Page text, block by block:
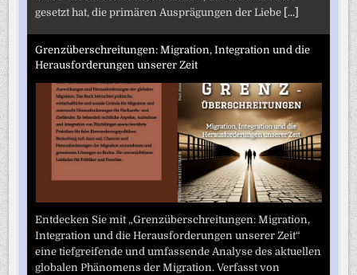
gesetzt hat, die primären Ausprägungen der Liebe [...]
Grenzüberschreitungen: Migration, Integration und die
Herausforderungen unserer Zeit
Entdecken Sie mit „Grenzüberschreitungen: Migration,
Integration und die Herausforderungen unserer Zeit“
eine tiefgreifende und umfassende Analyse des aktuellen
globalen Phänomens der Migration. Verfasst von